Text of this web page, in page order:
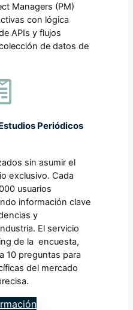
Managers (PM)
con lógica
APIs y flujos
de datos de
Periódicos
sin asumir el
exclusivo. Cada
usuarios
información clave
y
El servicio
de la encuesta,
10 preguntas para
del mercado